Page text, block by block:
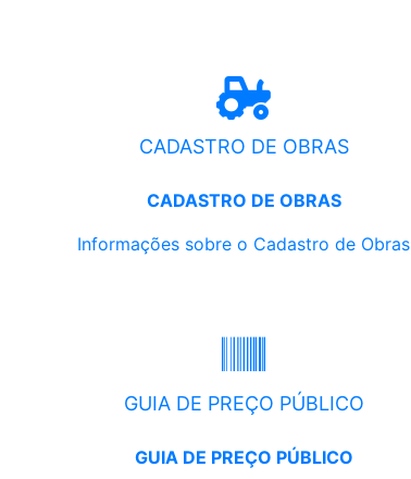
CADASTRO DE OBRAS
CADASTRO DE OBRAS
Informações sobre o Cadastro de Obras
GUIA DE PREÇO PÚBLICO
GUIA DE PREÇO PÚBLICO